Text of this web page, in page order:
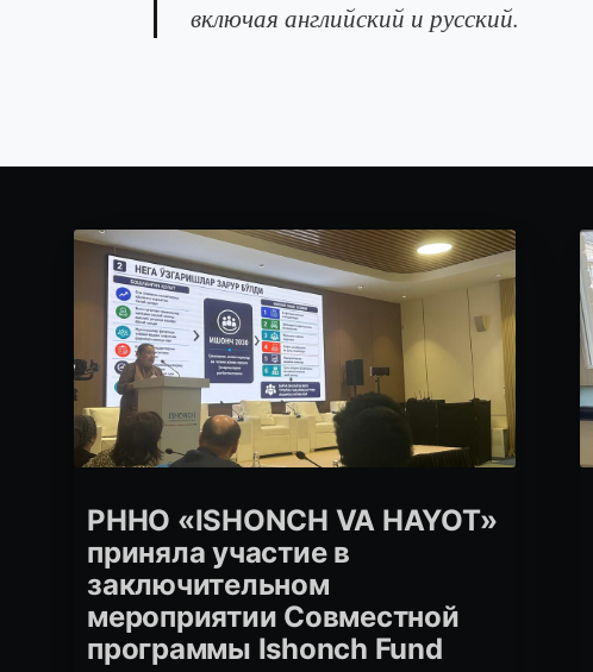
включая английский и русский.
РННО «ISHONCH VA HAYOT»
приняла участие в
заключительном
мероприятии Совместной
программы Ishonch Fund